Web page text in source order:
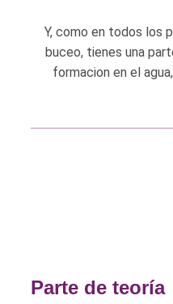
Y, como en todos los
buceo, tienes una
formacion en el
Parte de teoría